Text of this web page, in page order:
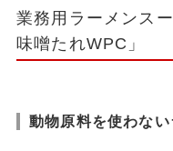
業務用ラーメンス
味噌たれWPC」
動物原料を使わな